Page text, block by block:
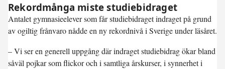
Rekordmånga miste studiebidraget
Antalet gymnasieelever som får studiebidraget indraget på grund
av ogiltig frånvaro nådde en ny rekordnivå i Sverige under läsåret.
– Vi ser en generell uppgång där indraget studiebidrag ökar bland
såväl pojkar som flickor och i samtliga årskurser, i synnerhet i